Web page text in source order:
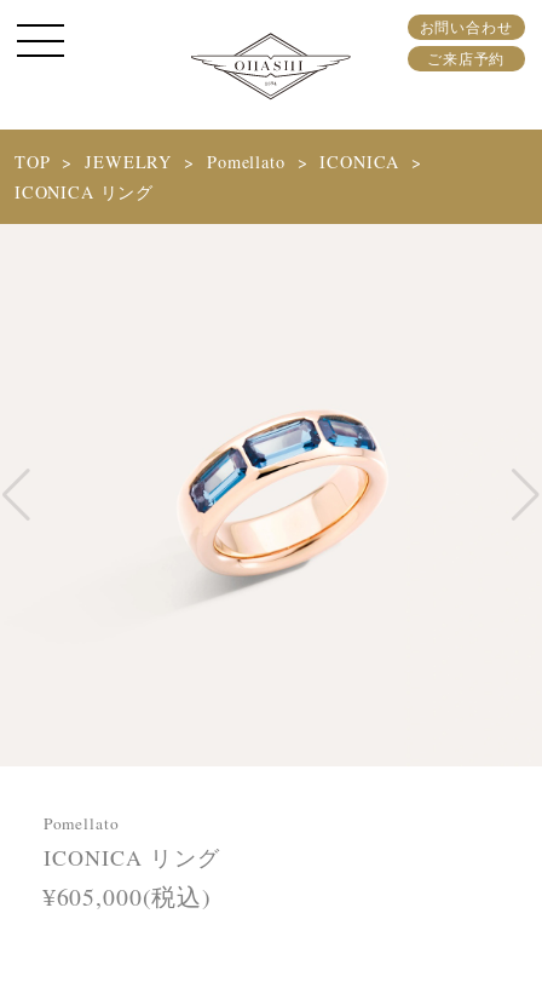
お問い合わせ
ご来店予約
TOP JEWELRY Pomellato
ICONICA
ICONICA リング
Pomellato
ICONICA リング
¥605,000(税込)